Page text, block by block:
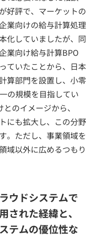
好評で、マーケットの
業向けの給与計算処理
化していましたが、同
業向け給与計算BPO
ていたことから、日本
算部門を設置し、小零
の規模を目指してい
のイメージから、
にも拡大し、この分野
。ただし、事業領域を
域以外に広めるつもり
ウドシステムで
された経緯と、
テムの優位性な